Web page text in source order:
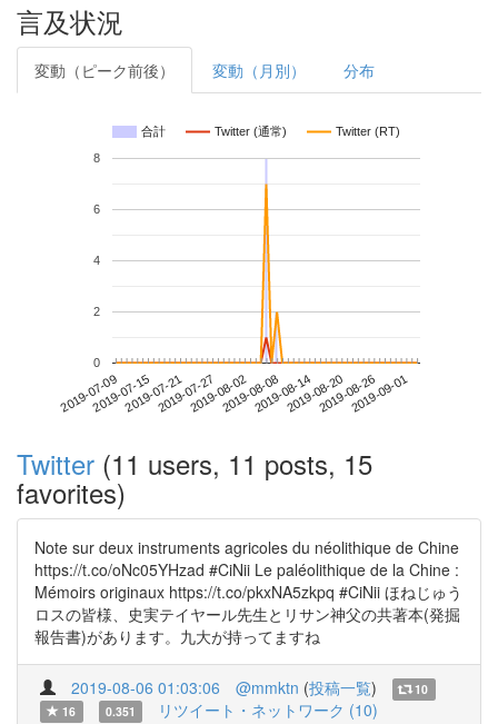
言及状況
変動（ピーク前後） 変動（月別） 分布
合計 Twitter (通常) Twitter (RT)
2019-07-092019-07-152019-07-212019-07-272019-08-022019-08-082019-08-142019-08-202019-08-262019-09-01
0
2
4
6
8
Twitter (11 users, 11 posts, 15
favorites)
Note sur deux instruments agricoles du néolithique de Chine
https://t.co/oNc05YHzad #CiNii Le paléolithique de la Chine :
Mémoirs originaux https://t.co/pkxNA5zkpq #CiNii ほねじゅう
ロスの皆様、史実テイヤール先生とリサン神父の共著本(発掘
報告書)があります。九大が持ってますね
2019-08-06 01:03:06 @mmktn (投稿一覧)
10
16
0.351 リツイート・ネットワーク (10)